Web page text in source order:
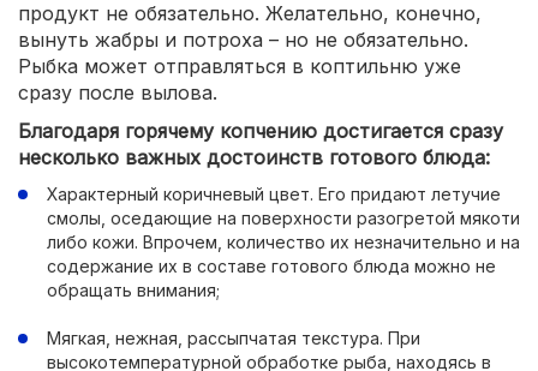
продукт не обязательно. Желательно, конечно,
вынуть жабры и потроха – но не обязательно.
Рыбка может отправляться в коптильню уже
сразу после вылова.
Благодаря горячему копчению достигается сразу
несколько важных достоинств готового блюда:
Характерный коричневый цвет. Его придают летучие
смолы, оседающие на поверхности разогретой мякоти
либо кожи. Впрочем, количество их незначительно и на
содержание их в составе готового блюда можно не
обращать внимания;
Мягкая, нежная, рассыпчатая текстура. При
высокотемпературной обработке рыба, находясь в